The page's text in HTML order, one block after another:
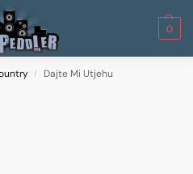
0
/ Dajte Mi Utjehu